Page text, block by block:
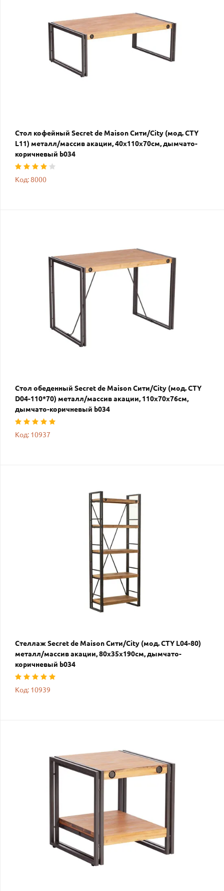
Стол кофейный Secret de Maison Сити/City (мод. CTY
L11) металл/массив акации, 40х110х70см, дымчато-
коричневый b034
Код: 8000
Стол обеденный Secret de Maison Сити/City (мод. CTY
D04-110*70) металл/массив акации, 110х70х76см,
дымчато-коричневый b034
Код: 10937
Стеллаж Secret de Maison Сити/City (мод. CTY L04-80)
металл/массив акации, 80х35х190см, дымчато-
коричневый b034
Код: 10939